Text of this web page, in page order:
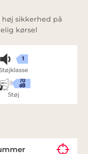
sikkerhed på
kørsel
1
70
dB
Støj